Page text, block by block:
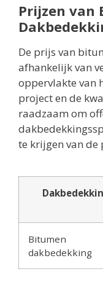
Prijzen van
De prijs van
afhankelijk van
oppervlakte van
project en de
raadzaam om
te krijgen van de
Bitumen
dakbedekking